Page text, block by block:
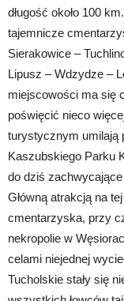
długość około 100
tajemnicze
Sierakowice –
Lipusz – Wdzydze –
miejscowości ma się
poświęcić nieco
turystycznym umilają
Kaszubskiego Parku
do dziś
Główną atrakcją na
cmentarzyska, przy
nekropolie w
celami niejednej
Tucholskie stały się